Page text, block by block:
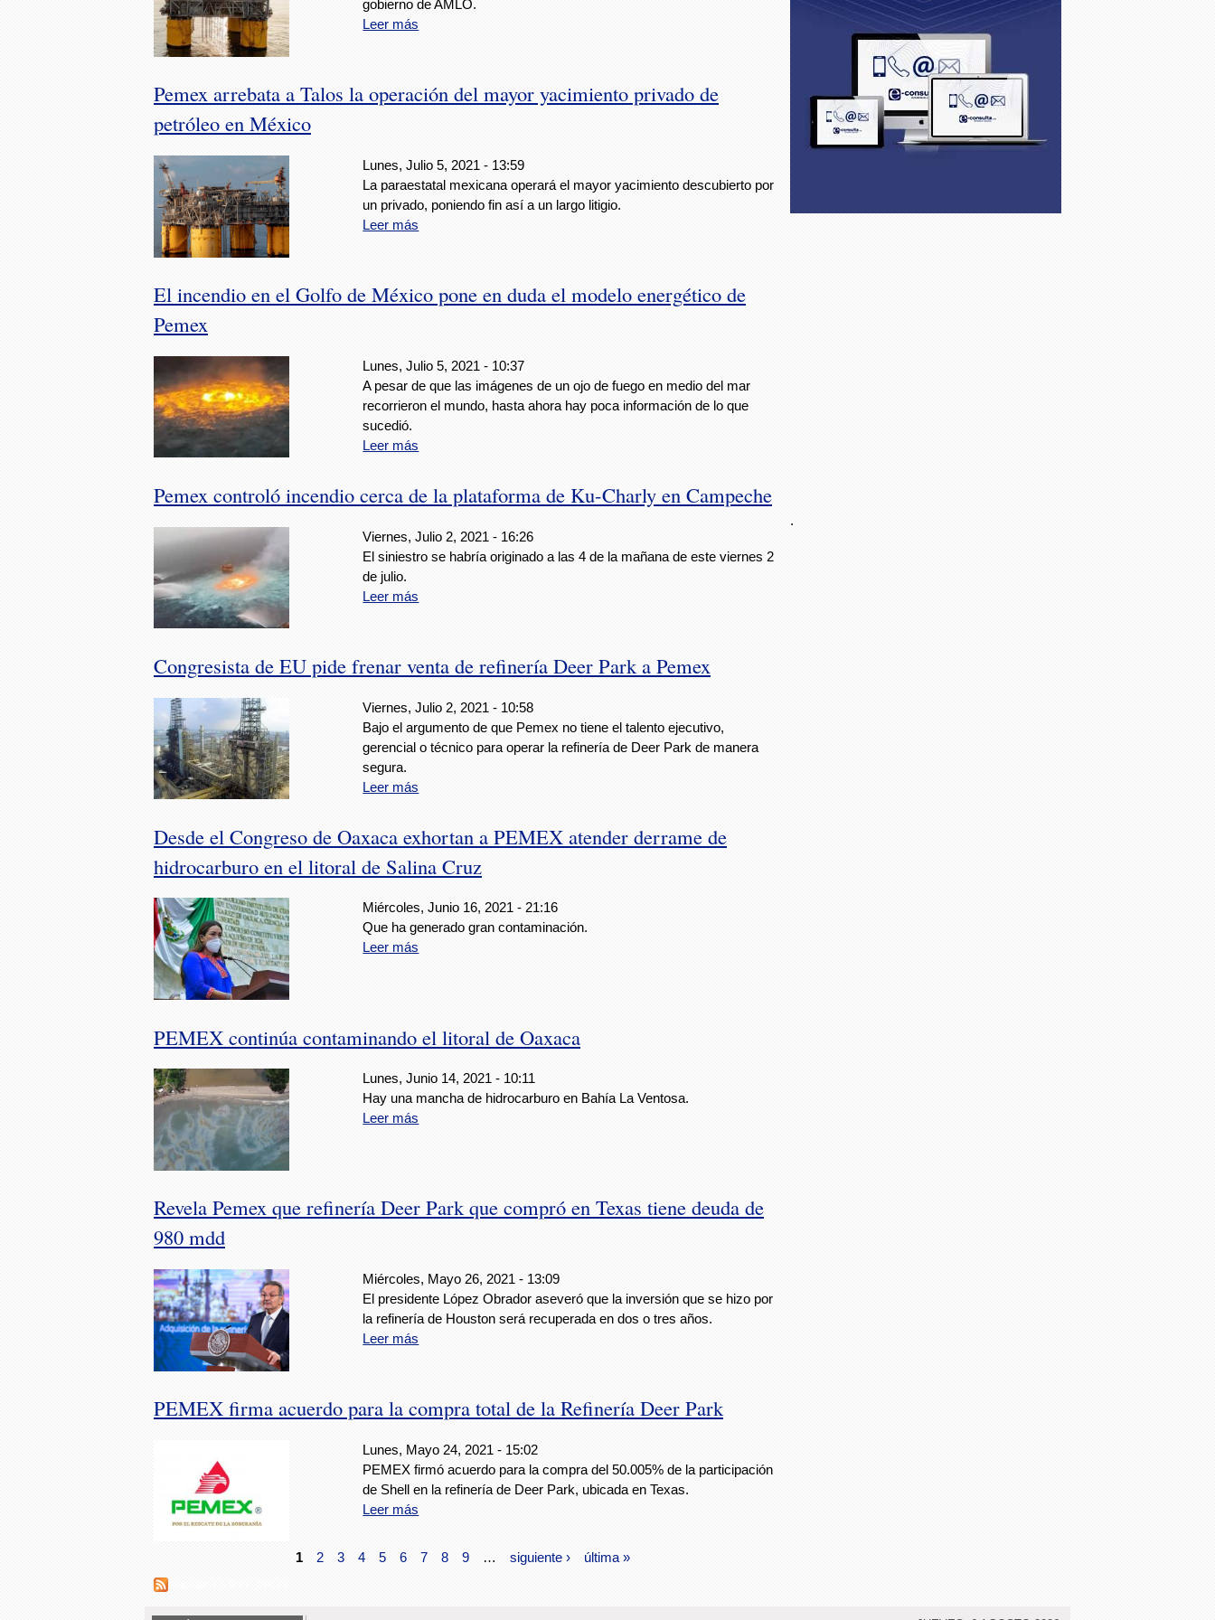
gobierno de AMLO.
Leer más
Pemex arrebata a Talos la operación del mayor yacimiento privado de
petróleo en México
Lunes, Julio 5, 2021 - 13:59
La paraestatal mexicana operará el mayor yacimiento descubierto por
un privado, poniendo fin así a un largo litigio.
Leer más
El incendio en el Golfo de México pone en duda el modelo energético de
Pemex
Lunes, Julio 5, 2021 - 10:37
A pesar de que las imágenes de un ojo de fuego en medio del mar
recorrieron el mundo, hasta ahora hay poca información de lo que
sucedió.
Leer más
Pemex controló incendio cerca de la plataforma de Ku-Charly en Campeche
Viernes, Julio 2, 2021 - 16:26
El siniestro se habría originado a las 4 de la mañana de este viernes 2
de julio.
Leer más
Congresista de EU pide frenar venta de refinería Deer Park a Pemex
Viernes, Julio 2, 2021 - 10:58
Bajo el argumento de que Pemex no tiene el talento ejecutivo,
gerencial o técnico para operar la refinería de Deer Park de manera
segura.
Leer más
Desde el Congreso de Oaxaca exhortan a PEMEX atender derrame de
hidrocarburo en el litoral de Salina Cruz
Miércoles, Junio 16, 2021 - 21:16
Que ha generado gran contaminación.
Leer más
PEMEX continúa contaminando el litoral de Oaxaca
Lunes, Junio 14, 2021 - 10:11
Hay una mancha de hidrocarburo en Bahía La Ventosa.
Leer más
Revela Pemex que refinería Deer Park que compró en Texas tiene deuda de
980 mdd
Miércoles, Mayo 26, 2021 - 13:09
El presidente López Obrador aseveró que la inversión que se hizo por
la refinería de Houston será recuperada en dos o tres años.
Leer más
PEMEX firma acuerdo para la compra total de la Refinería Deer Park
Lunes, Mayo 24, 2021 - 15:02
PEMEX firmó acuerdo para la compra del 50.005% de la participación
de Shell en la refinería de Deer Park, ubicada en Texas.
Leer más
1 2 3 4 5 6 7 8 9 … siguiente › última »
.